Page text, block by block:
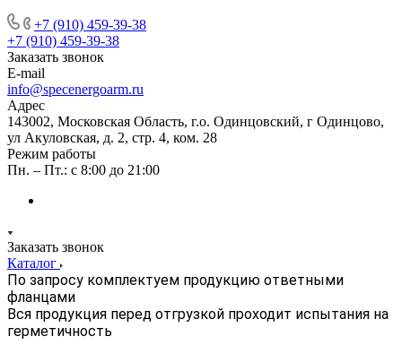
+7 (910) 459-39-38
+7 (910) 459-39-38
Заказать звонок
E-mail
info@specenergoarm.ru
Адрес
143002, Московская Область, г.о. Одинцовский, г Одинцово,
ул Акуловская, д. 2, стр. 4, ком. 28
Режим работы
Пн. – Пт.: с 8:00 до 21:00
Заказать звонок
Каталог
По запросу комплектуем продукцию ответными
фланцами
Вся продукция перед отгрузкой проходит испытания на
герметичность